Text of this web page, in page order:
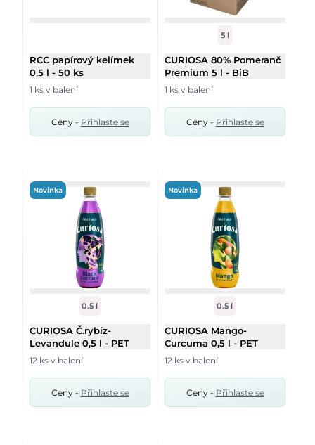
RCC papírový kelímek
0,5 l - 50 ks
1 ks v balení
Ceny - Přihlaste se
5 l
CURIOSA 80% Pomeranč
Premium 5 l - BiB
1 ks v balení
Ceny - Přihlaste se
Novinka
0.5 l
CURIOSA Č.rybíz-
Levandule 0,5 l - PET
12 ks v balení
Ceny - Přihlaste se
Novinka
0.5 l
CURIOSA Mango-
Curcuma 0,5 l - PET
12 ks v balení
Ceny - Přihlaste se